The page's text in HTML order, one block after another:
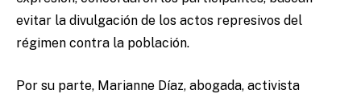
evitar la divulgación de los actos represivos del
régimen contra la población.
Por su parte, Marianne Díaz, abogada, activista